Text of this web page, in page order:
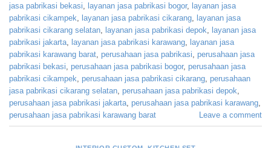
jasa pabrikasi bekasi
layanan jasa pabrikasi bogor, layanan jasa
pabrikasi cikampek
layanan jasa pabrikasi cikarang layanan jasa
pabrikasi cikarang selatan layanan jasa pabrikasi depok
layanan jasa
pabrikasi jakarta layanan jasa pabrikasi karawang layanan jasa
pabrikasi karawang barat perusahaan jasa pabrikasi perusahaan jasa
pabrikasi bekasi perusahaan jasa pabrikasi bogor, perusahaan jasa
pabrikasi cikampek perusahaan jasa pabrikasi cikarang perusahaan
jasa pabrikasi cikarang selatan perusahaan jasa pabrikasi depok
perusahaan jasa pabrikasi jakarta perusahaan jasa pabrikasi karawang
perusahaan jasa pabrikasi karawang barat
Leave a comment